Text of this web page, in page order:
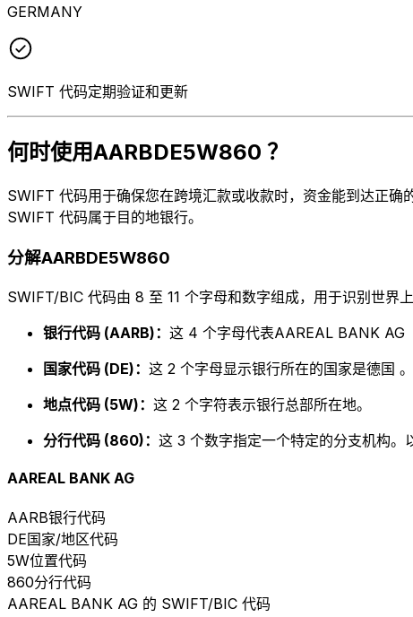
GERMANY
SWIFT 代码定期验证和更新
何时使用AARBDE5W860 ？
SWIFT 代码用于确保您在跨境汇款或收款时，资金能到达正
SWIFT 代码属于目的地银行。
分解AARBDE5W860
SWIFT/BIC 代码由 8 至 11 个字母和数字组成，用于识别世界上
银行代码 (AARB)： 这 4 个字母代表AAREAL BANK AG
国家代码 (DE)： 这 2 个字母显示银行所在的国家是德国 。
地点代码 (5W)： 这 2 个字符表示银行总部所在地。
分行代码 (860)： 这 3 个数字指定一个特定的分支机构。
AAREAL BANK AG
AARB银行代码
DE国家/地区代码
5W位置代码
860分行代码
AAREAL BANK AG 的 SWIFT/BIC 代码